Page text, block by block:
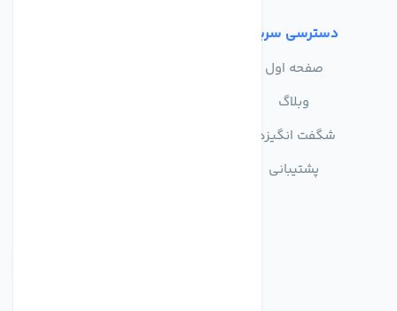
دسترسی سریع
صفحه اول
وبلاگ
شگفت انگیزها
پشتیبانی